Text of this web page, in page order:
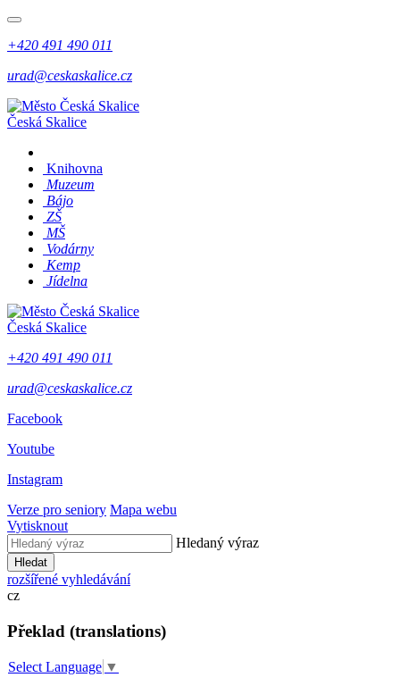
+420 491 490 011
urad@ceskaskalice.cz
Česká Skalice
Knihovna
Muzeum
Bájo
ZŠ
MŠ
Vodárny
Kemp
Jídelna
Česká Skalice
+420 491 490 011
urad@ceskaskalice.cz
Facebook
Youtube
Instagram
Verze pro seniory Mapa webu
Vytisknout
Hledaný výraz
Hledat
rozšířené vyhledávání
cz
Překlad (translations)
Select Language ▼